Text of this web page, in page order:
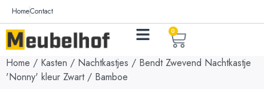
HomeContact
0
Home / Kasten / Nachtkastjes / Bendt Zwevend Nachtkastje
'Nonny' kleur Zwart / Bamboe